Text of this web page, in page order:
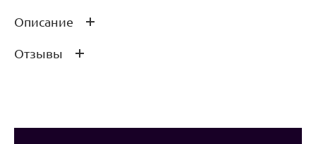
Описание
TUDOR ENGLAND Royal Circle Тарелка глубокая 25 см
Отзывы